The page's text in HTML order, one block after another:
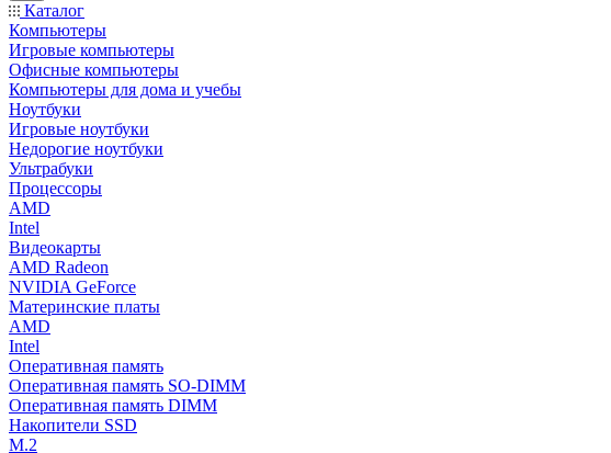
Каталог
Компьютеры
Игровые компьютеры
Офисные компьютеры
Компьютеры для дома и учебы
Ноутбуки
Игровые ноутбуки
Недорогие ноутбуки
Ультрабуки
Процессоры
AMD
Intel
Видеокарты
AMD Radeon
NVIDIA GeForce
Материнские платы
AMD
Intel
Оперативная память
Оперативная память SO-DIMM
Оперативная память DIMM
Накопители SSD
M.2